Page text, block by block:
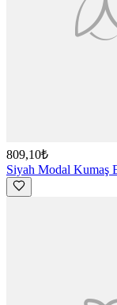
809,10₺
Siyah Modal Kumaş